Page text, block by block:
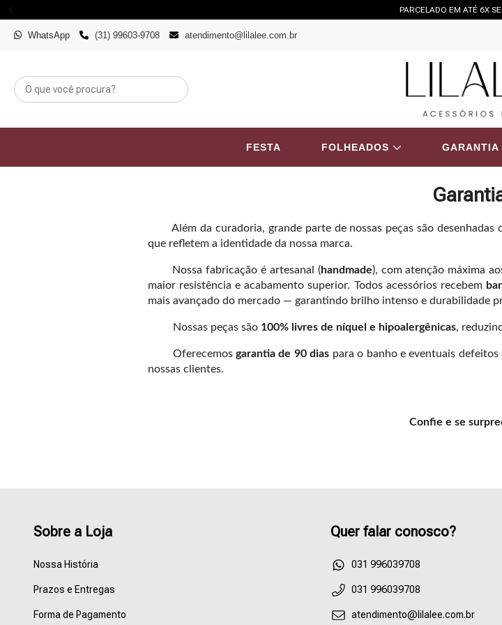
PARCELADO EM ATÉ 6X
WhatsApp (31) 99603-9708 atendimento@lilalee.com.br
FESTA FOLHEADOS GARANTIA
Além da curadoria, grande parte de nossas peças são desenhadas
que refletem a identidade da nossa marca.
Nossa fabricação é artesanal (handmade), com atenção máxima
maior resistência e acabamento superior. Todos acessórios recebem
mais avançado do mercado — garantindo brilho intenso e durabilidade
Nossas peças são 100% livres de níquel e hipoalergênicas,
Oferecemos garantia de 90 dias para o banho e eventuais
nossas clientes.
Confie e se
Sobre a Loja
Nossa História
Prazos e Entregas
Forma de Pagamento
Quer falar conosco?
55031996039708
031 996039708
atendimento@lilalee.com.br